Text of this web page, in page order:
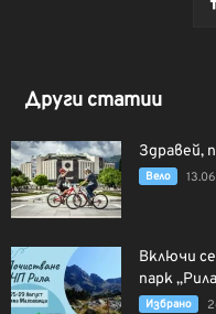
Други статии
Здравей,
Вело
Включи
парк
Избрано